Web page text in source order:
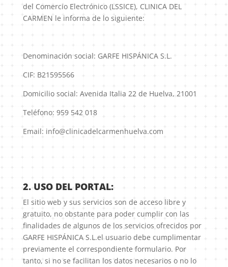
del Comercio Electrónico (LSSICE), CLINICA DEL
CARMEN le informa de lo siguiente:
Denominación social: GARFE HISPÁNICA S.L.
CIF: B21595566
Domicilio social: Avenida Italia 22 de Huelva, 21001
Teléfono: 959 542 018
Email: info@clinicadelcarmenhuelva.com
2. USO DEL PORTAL:
El sitio web y sus servicios son de acceso libre y
gratuito, no obstante para poder cumplir con las
finalidades de algunos de los servicios ofrecidos por
GARFE HISPÁNICA S.L.el usuario debe cumplimentar
previamente el correspondiente formulario. Por
tanto, si no se facilitan los datos necesarios o no lo